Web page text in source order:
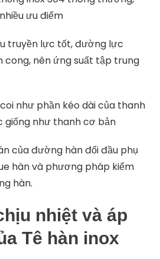
ưu điểm
truyền lực tốt, đường lực
cong, nên ứng suất tập trung
như phần kéo dài của thanh
giống như thanh cơ bản
của đường hàn đối đầu phụ
hàn và phương pháp kiểm
hàn.
nhiệt và áp
Tê hàn inox